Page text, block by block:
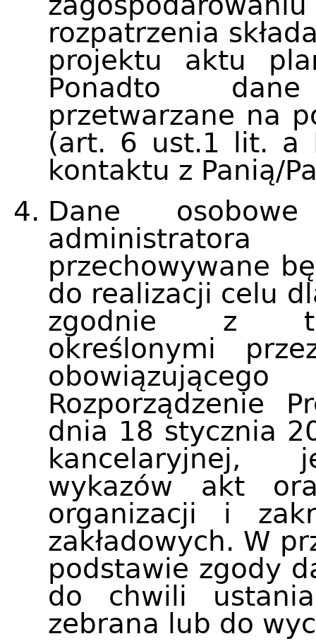
rozpatrzenia
projektu aktu
Ponadto
przetwarzane na
(art. 6 ust.1 lit. a
kontaktu z Panią/
Dane
przechowywane
do realizacji celu
zgodnie z
określonymi
Rozporządzenie
dnia 18 stycznia
kancelaryjnej,
wykazów akt
organizacji i
zakładowych. W
podstawie zgody
do chwili
zebrana lub do